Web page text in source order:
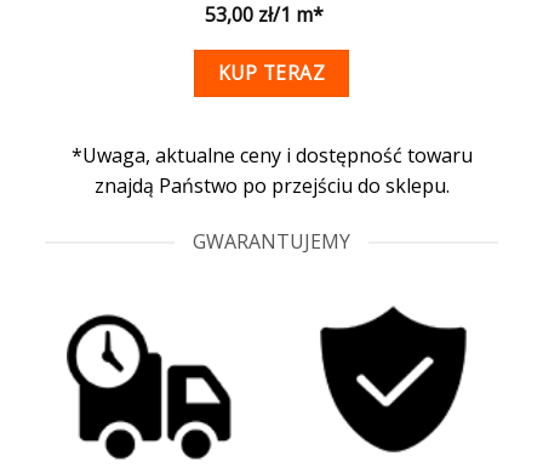
53,00
KUP TERAZ
*Uwaga, aktualne ceny i dostępność towaru
znajdą Państwo po przejściu do sklepu.
GWARANTUJEMY